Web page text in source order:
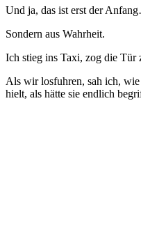
Und ja, das ist erst der
Sondern aus Wahrheit.
Ich stieg ins Taxi, zog die Tür
Als wir losfuhren, sah ich,
hielt, als hätte sie endlich